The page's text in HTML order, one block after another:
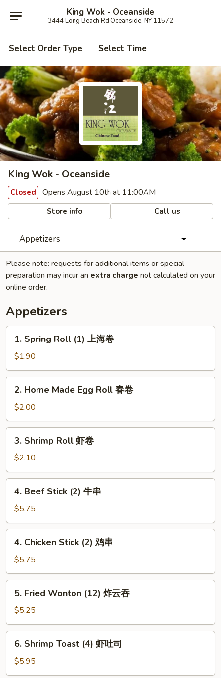
King Wok - Oceanside
3444 Long Beach Rd Oceanside, NY 11572
Select Order Type Select Time
King Wok - Oceanside
Closed Opens August 10th at 11:00AM
Store info Call us
Appetizers
Please note: requests for additional items or special
preparation may incur an extra charge not calculated on your
online order.
Appetizers
Spring
Roll
(1)
上
1. Spring Roll (1) 上海卷
$1.90
Home
Made
Egg
Roll
2. Home Made Egg Roll 春卷
$2.00
Shrimp
Roll
虾
卷
3. Shrimp Roll 虾卷
$2.10
Beef
Stick
(2)
牛
4. Beef Stick (2) 牛串
$5.75
Chicken
Stick
(2)
鸡
4. Chicken Stick (2) 鸡串
$5.75
Fried
Wonton
(12)
炸
5. Fried Wonton (12) 炸云吞
$5.25
Shrimp
Toast
(4)
6. Shrimp Toast (4) 虾吐司
$5.95